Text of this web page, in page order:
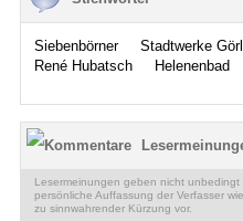
Siebenbörner Stadtwerke
René Hubatsch
Helenenbad
Lesermeinungen geben nicht
persönliche Auffassung der Verfasser
zu sinnwahrender Kürzung vor.